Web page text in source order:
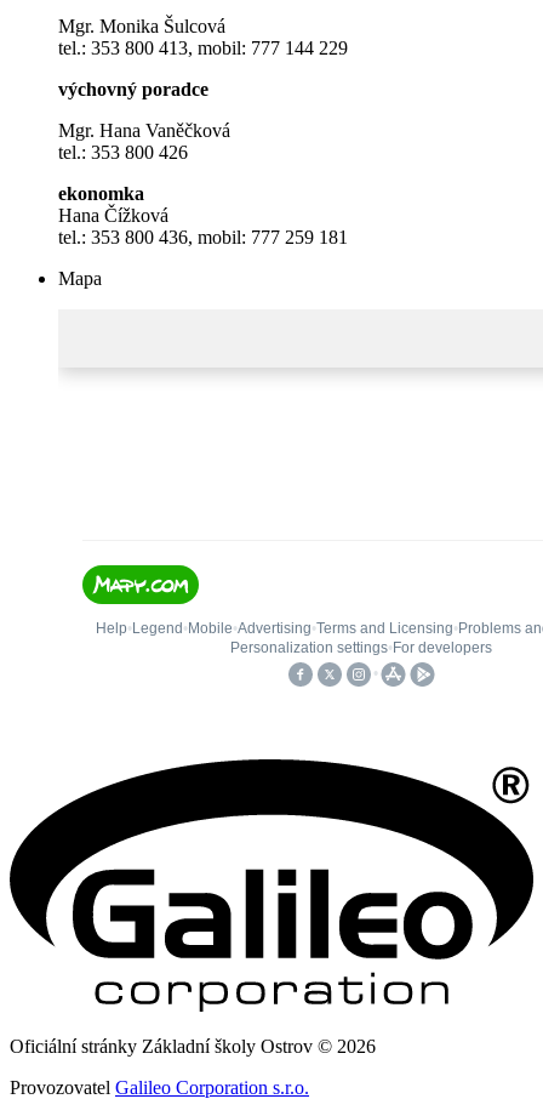
Mgr. Monika Šulcová
tel.: 353 800 413, mobil: 777 144 229
výchovný poradce
Mgr. Hana Vaněčková
tel.: 353 800 426
ekonomka
Hana Čížková
tel.: 353 800 436, mobil: 777 259 181
Mapa
Oficiální stránky Základní školy Ostrov © 2026
Provozovatel Galileo Corporation s.r.o.